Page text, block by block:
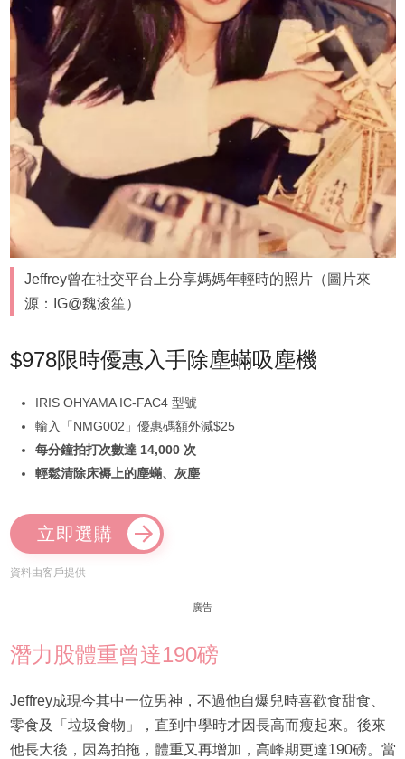
Jeffrey曾在社交平台上分享媽媽年輕時的照片（圖片來
源：IG@魏浚笙）
$978限時優惠入手除塵蟎吸塵機
IRIS OHYAMA IC-FAC4 型號
輸入「NMG002」優惠碼額外減$25
每分鐘拍打次數達 14,000 次
輕鬆清除床褥上的塵蟎、灰塵
立即選購
資料由客戶提供
廣告
潛力股體重曾達190磅
Jeffrey成現今其中一位男神，不過他自爆兒時喜歡食甜食、
零食及「垃圾食物」，直到中學時才因長高而瘦起來。後來
他長大後，因為拍拖，體重又再增加，高峰期更達190磅。當